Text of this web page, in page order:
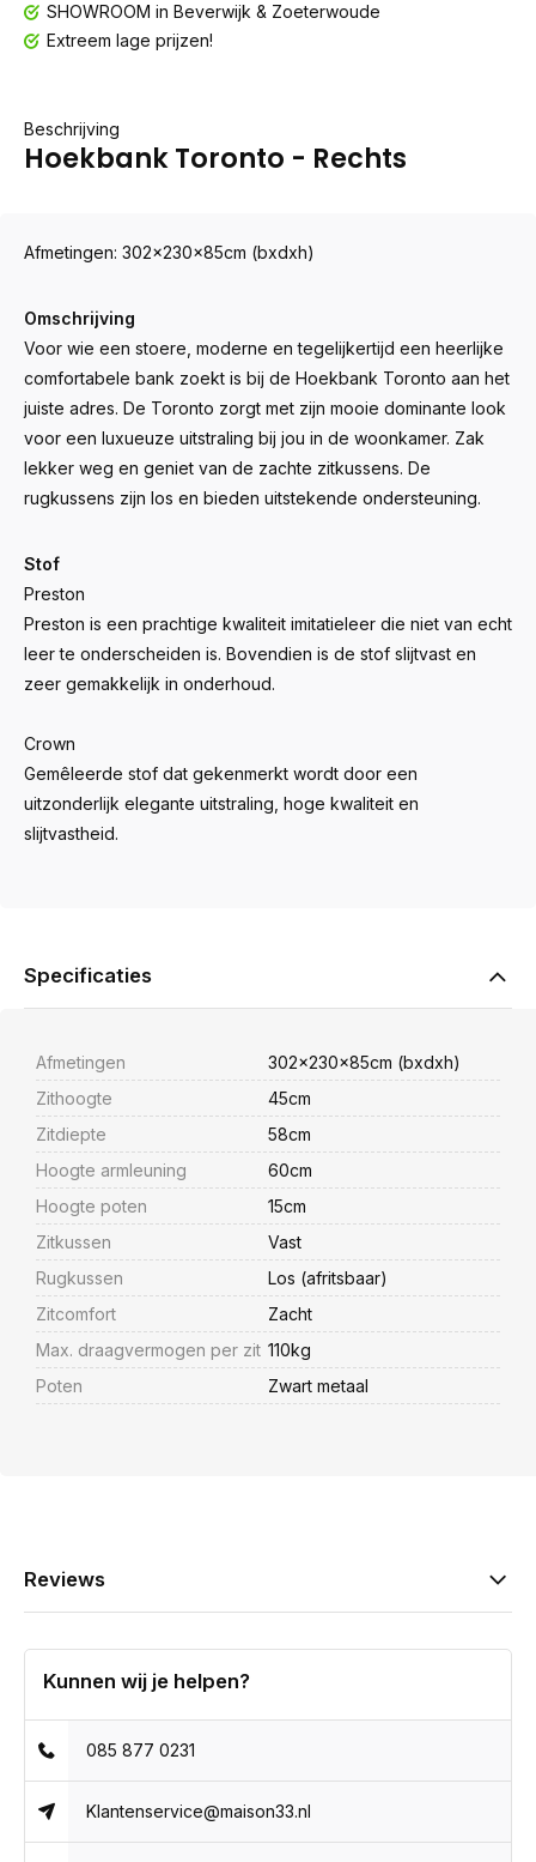
SHOWROOM in Beverwijk & Zoeterwoude
Extreem lage prijzen!
Beschrijving
Hoekbank Toronto - Rechts
Afmetingen: 302x230x85cm (bxdxh)
Omschrijving
Voor wie een stoere, moderne en tegelijkertijd een heerlijke
comfortabele bank zoekt is bij de Hoekbank Toronto aan het
juiste adres. De Toronto zorgt met zijn mooie dominante look
voor een luxueuze uitstraling bij jou in de woonkamer. Zak
lekker weg en geniet van de zachte zitkussens. De
rugkussens zijn los en bieden uitstekende ondersteuning.
Stof
Preston
Preston is een prachtige kwaliteit imitatieleer die niet van echt
leer te onderscheiden is. Bovendien is de stof slijtvast en
zeer gemakkelijk in onderhoud.
Crown
Gemêleerde stof dat gekenmerkt wordt door een
uitzonderlijk elegante uitstraling, hoge kwaliteit en
slijtvastheid.
Specificaties
Afmetingen
302x230x85cm (bxdxh)
Zithoogte
45cm
Zitdiepte
58cm
Hoogte armleuning
60cm
Hoogte poten
15cm
Zitkussen
Vast
Rugkussen
Los (afritsbaar)
Zitcomfort
Zacht
Max. draagvermogen per zit 110kg
Poten
Zwart metaal
Reviews
Kunnen wij je helpen?
085 877 0231
Klantenservice@maison33.nl